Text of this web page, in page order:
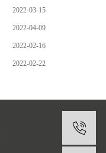
2022-03-15
2022-04-09
2022-02-16
2022-02-22